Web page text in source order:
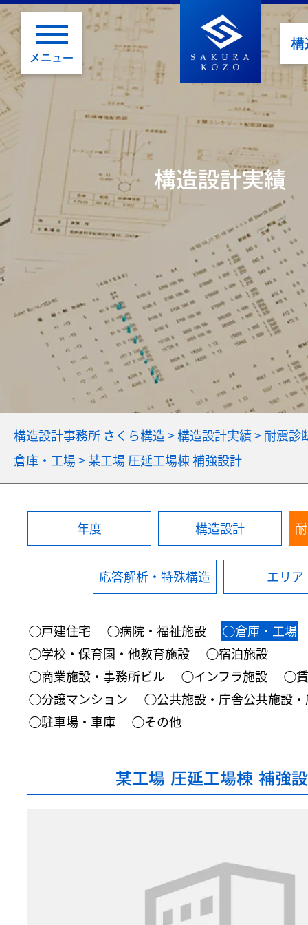
メニュー
構
構造設計実績
構造設計事務所 さくら構造>構造設計実績>耐震診
倉庫・工場>某工場 圧延工場棟 補強設計
年度 構造設計
応答解析・特殊構造 エリア
◯戸建住宅 ◯病院・福祉施設
◯倉庫・工場
◯学校・保育園・他教育施設
◯宿泊施設
◯商業施設・事務所ビル
◯インフラ施設
◯賃
◯分譲マンション
◯公共施設・庁舎公共施設
◯駐車場・車庫
◯その他
某工場 圧延工場棟 補強